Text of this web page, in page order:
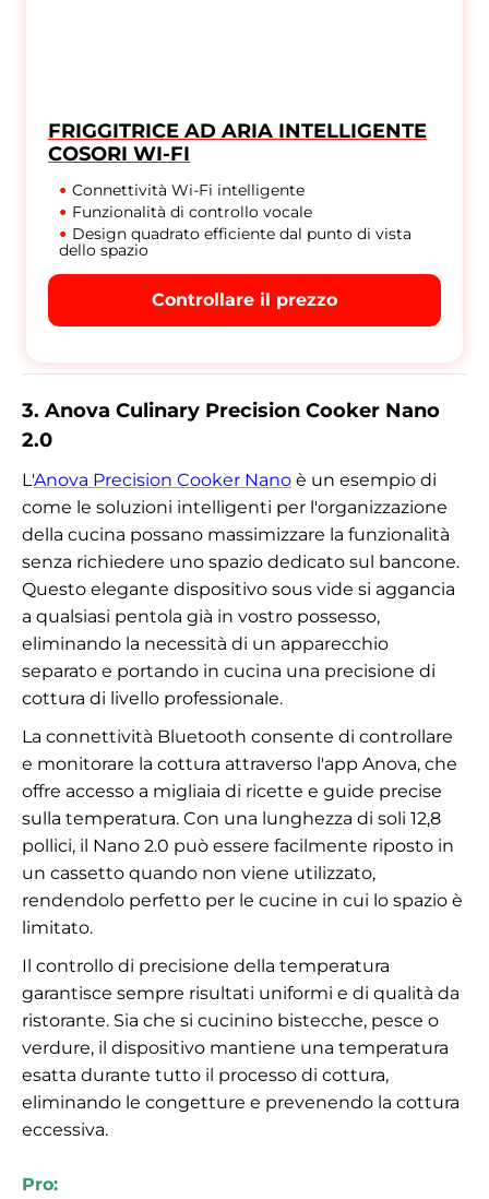
FRIGGITRICE AD ARIA INTELLIGENTE
COSORI WI-FI
Connettività Wi-Fi intelligente
Funzionalità di controllo vocale
Design quadrato efficiente dal punto di vista
dello spazio
Controllare il prezzo
3. Anova Culinary Precision Cooker Nano
2.0
L'Anova Precision Cooker Nano è un esempio di
come le soluzioni intelligenti per l'organizzazione
della cucina possano massimizzare la funzionalità
senza richiedere uno spazio dedicato sul bancone.
Questo elegante dispositivo sous vide si aggancia
a qualsiasi pentola già in vostro possesso,
eliminando la necessità di un apparecchio
separato e portando in cucina una precisione di
cottura di livello professionale.
La connettività Bluetooth consente di controllare
e monitorare la cottura attraverso l'app Anova, che
offre accesso a migliaia di ricette e guide precise
sulla temperatura. Con una lunghezza di soli 12,8
pollici, il Nano 2.0 può essere facilmente riposto in
un cassetto quando non viene utilizzato,
rendendolo perfetto per le cucine in cui lo spazio è
limitato.
Il controllo di precisione della temperatura
garantisce sempre risultati uniformi e di qualità da
ristorante. Sia che si cucinino bistecche, pesce o
verdure, il dispositivo mantiene una temperatura
esatta durante tutto il processo di cottura,
eliminando le congetture e prevenendo la cottura
eccessiva.
Pro: